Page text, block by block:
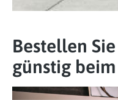
Bestellen
günstig